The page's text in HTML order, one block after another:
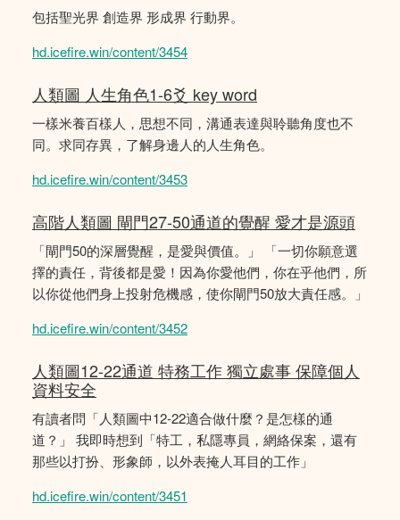
包括聖光界 創造界 形成界 行動界。
hd.icefire.win/content/3454
人類圖 人生角色1-6爻 key word
一樣米養百樣人，思想不同，溝通表達與聆聽角度也不
同。求同存異，了解身邊人的人生角色。
hd.icefire.win/content/3453
高階人類圖 閘門27-50通道的覺醒 愛才是源頭
「閘門50的深層覺醒，是愛與價值。」 「一切你願意選
擇的責任，背後都是愛！因為你愛他們，你在乎他們，所
以你從他們身上投射危機感，使你閘門50放大責任感。」
hd.icefire.win/content/3452
人類圖12-22通道 特務工作 獨立處事 保障個人
資料安全
有讀者問「人類圖中12-22適合做什麼？是怎樣的通
道？」 我即時想到「特工，私隱專員，網絡保案，還有
那些以打扮、形象師，以外表掩人耳目的工作」
hd.icefire.win/content/3451